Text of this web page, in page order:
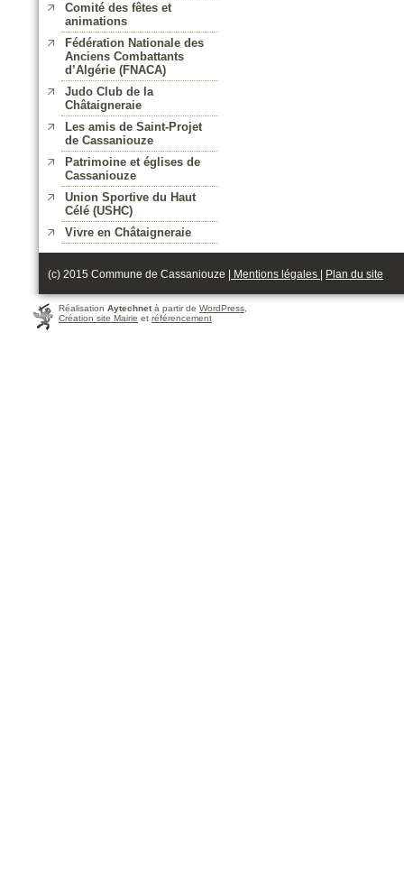
Comité des fêtes et
animations
Fédération Nationale des
Anciens Combattants
d’Algérie (FNACA)
Judo Club de la
Châtaigneraie
Les amis de Saint-Projet
de Cassaniouze
Patrimoine et églises de
Cassaniouze
Union Sportive du Haut
Célé (USHC)
Vivre en Châtaigneraie
(c) 2015 Commune de Cassaniouze | Mentions légales | Plan du site
Réalisation Aytechnetà partir de WordPress,
Création site Mairie et référencement